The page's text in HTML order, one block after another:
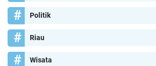
Politik
Riau
Wisata